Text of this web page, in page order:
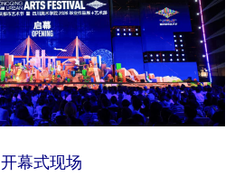
开幕式现场